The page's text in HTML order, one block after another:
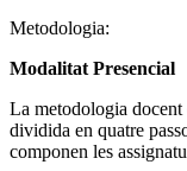
Metodologia:
Modalitat Presencial
La metodologia docent
dividida en quatre
componen les